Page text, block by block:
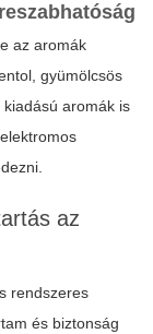
az aromák
gyümölcsös
aromák is
az
rendszeres
és biztonság